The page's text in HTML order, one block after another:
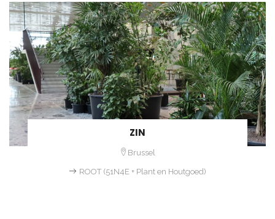
ZIN
Brussel
ROOT (51N4E + Plant en Houtgoed)